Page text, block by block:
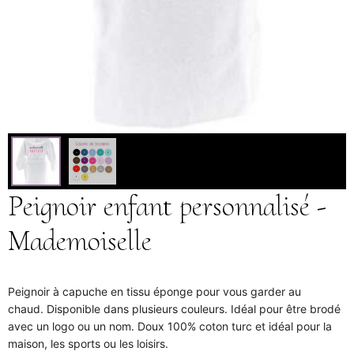
Peignoir enfant personnalisé -
Mademoiselle
Peignoir à capuche en tissu éponge pour vous garder au
chaud. Disponible dans plusieurs couleurs. Idéal pour être brodé
avec un logo ou un nom. Doux 100% coton turc et idéal pour la
maison, les sports ou les loisirs.